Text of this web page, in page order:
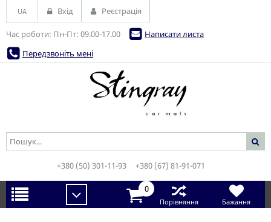
Час роботи: Пн-Пт: 09.00-17.00
Написати листа
Передзвоніть мені
UA Вхід Реєстрація
+380 (50) 301-11-93 +380 (67) 81-91-071
0
Порівняння Бажання